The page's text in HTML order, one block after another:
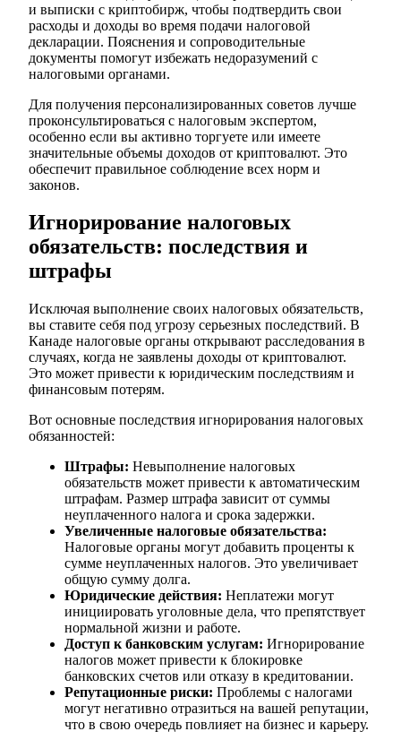
и выписки с криптобирж, чтобы подтвердить свои
расходы и доходы во время подачи налоговой
декларации. Пояснения и сопроводительные
документы помогут избежать недоразумений с
налоговыми органами.
Для получения персонализированных советов лучше
проконсультироваться с налоговым экспертом,
особенно если вы активно торгуете или имеете
значительные объемы доходов от криптовалют. Это
обеспечит правильное соблюдение всех норм и
законов.
Игнорирование налоговых
обязательств: последствия и
штрафы
Исключая выполнение своих налоговых обязательств,
вы ставите себя под угрозу серьезных последствий. В
Канаде налоговые органы открывают расследования в
случаях, когда не заявлены доходы от криптовалют.
Это может привести к юридическим последствиям и
финансовым потерям.
Вот основные последствия игнорирования налоговых
обязанностей:
Штрафы: Невыполнение налоговых
обязательств может привести к автоматическим
штрафам. Размер штрафа зависит от суммы
неуплаченного налога и срока задержки.
Увеличенные налоговые обязательства:
Налоговые органы могут добавить проценты к
сумме неуплаченных налогов. Это увеличивает
общую сумму долга.
Юридические действия: Неплатежи могут
инициировать уголовные дела, что препятствует
нормальной жизни и работе.
Доступ к банковским услугам: Игнорирование
налогов может привести к блокировке
банковских счетов или отказу в кредитовании.
Репутационные риски: Проблемы с налогами
могут негативно отразиться на вашей репутации,
что в свою очередь повлияет на бизнес и карьеру.